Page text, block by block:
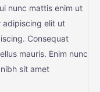
nunc mattis enim ut
adipiscing elit ut
Consequat
mauris. Enim nunc
sit amet